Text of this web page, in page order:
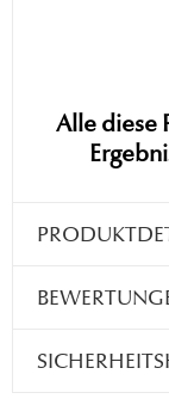
Alle diese